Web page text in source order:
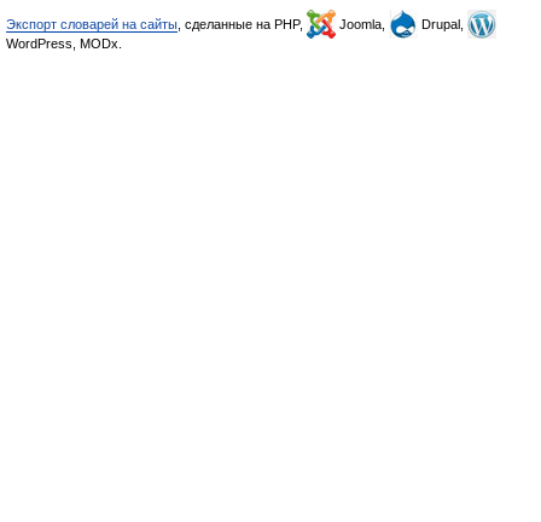
Экспорт словарей на сайты , сделанные на PHP, Joomla,
Drupal,
WordPress, MODx.